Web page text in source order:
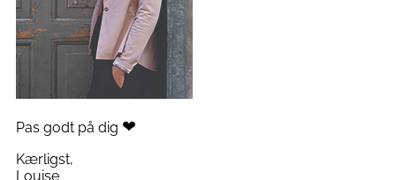
Pas godt på dig ❤
Kærligst,
Louise